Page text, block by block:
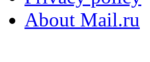
About Mail.ru